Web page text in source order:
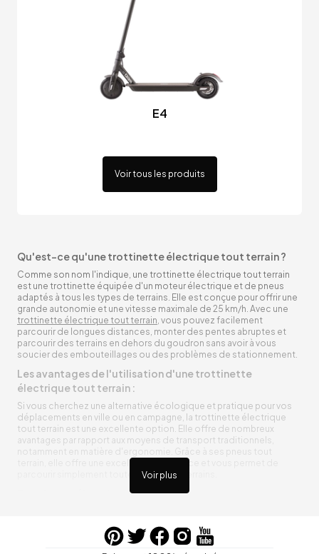
E4
Voir tous les produits
Voir plus
Qu'est-ce qu'une trottinette électrique tout terrain ?
Comme son nom l'indique, une trottinette électrique tout terrain
est une trottinette équipée d'un moteur électrique et de pneus
adaptés à tous les types de terrains. Elle est conçue pour offrir une
grande autonomie et une vitesse maximale de 25 km/h. Avec une
trottinette électrique tout terrain, vous pouvez facilement
parcourir de longues distances, monter des pentes abruptes et
parcourir des terrains en dehors du goudron sans avoir à vous
soucier des embouteillages ou des problèmes de stationnement.
Les avantages de l'utilisation d'une trottinette
électrique tout terrain :
Si vous cherchez une alternative écologique et pratique pour vos
déplacements en ville ou en campagne, la trottinette électrique
tout terrain est une excellente option. Elle offre de nombreux
avantages par rapport aux moyens de transport traditionnels,
notamment en matière d'ergonomie. Grâce à ses pneus tout
terrain, elle offre une excellente adhérence et vous permet de
parcourir simplement toutes sortes de terrains.
Trottinette électrique tout terrain ergonomique
entre vos trajets, vous n’aurez pas à vous soucier de l’état de sa
batterie. De plus, elle est équipée de pneus résistants qui peuvent